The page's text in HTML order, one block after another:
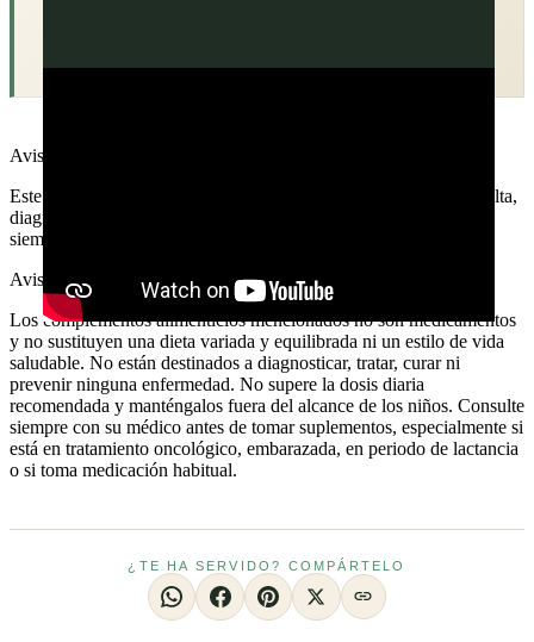
Aviso médico
Este contenido es informativo y educativo. No sustituye la consulta,
diagnóstico o tratamiento de un profesional sanitario. Consulta
siempre a tu médico antes de tomar decisiones sobre tu salud.
Aviso legal · complementos alimenticios
Los complementos alimenticios mencionados no son medicamentos
y no sustituyen una dieta variada y equilibrada ni un estilo de vida
saludable. No están destinados a diagnosticar, tratar, curar ni
prevenir ninguna enfermedad. No supere la dosis diaria
recomendada y manténgalos fuera del alcance de los niños. Consulte
siempre con su médico antes de tomar suplementos, especialmente si
está en tratamiento oncológico, embarazada, en periodo de lactancia
o si toma medicación habitual.
¿TE HA SERVIDO? COMPÁRTELO